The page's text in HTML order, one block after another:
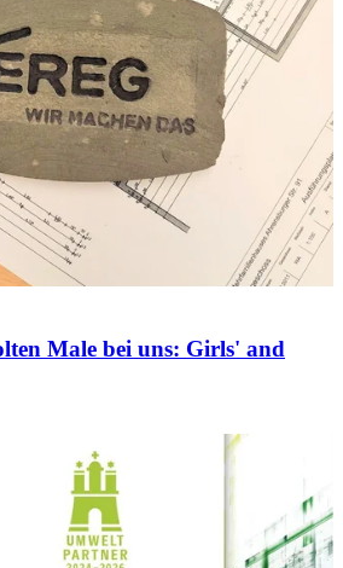
Male bei uns: Girls' and